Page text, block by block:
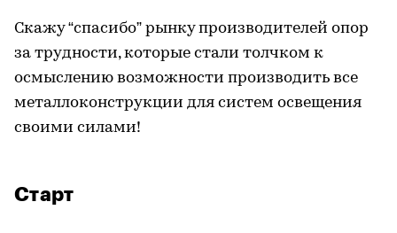
Скажу “спасибо” рынку производителей опор
за трудности, которые стали толчком к
осмыслению возможности производить все
металлоконструкции для систем освещения
своими силами!
Старт